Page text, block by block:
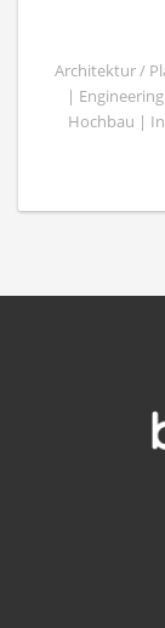
Architektur /
|
Hochbau |